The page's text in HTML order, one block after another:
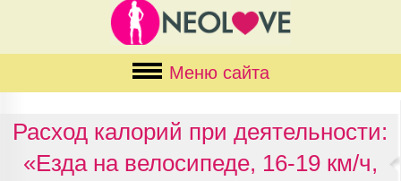
Меню сайта
Расход калорий при деятельности:
«Езда на велосипеде, 16-19 км/ч,